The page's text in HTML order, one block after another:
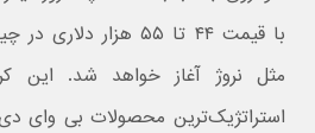
با قیمت ۴۴ تا ۵۵ هزار
مثل نروژ آغاز خواهد شد. این
استراتژیک‌ترین محصولات بی وای